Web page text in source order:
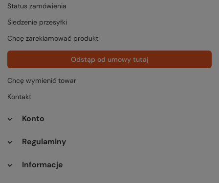
Status zamówienia
Śledzenie przesyłki
Chcę zareklamować produkt
Odstąp od umowy tutaj
Chcę wymienić towar
Kontakt
Konto
Regulaminy
Informacje